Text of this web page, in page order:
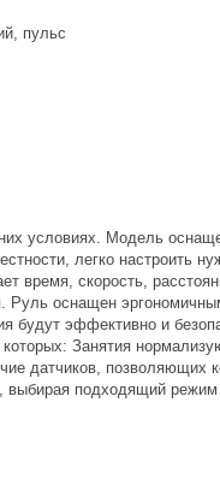
пульс
условиях. Модель
легко настроить
время, скорость,
Руль оснащен
будут эффективно и
Занятия
датчиков, позволяющих
подходящий режим